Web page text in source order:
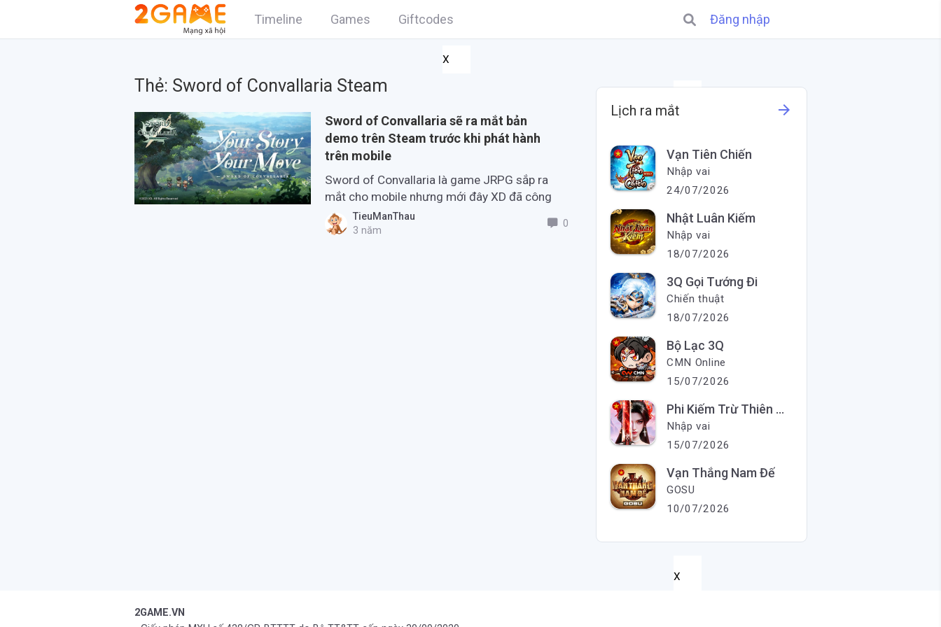
Timeline Games Giftcodes Đăng nhập
X
Thẻ: Sword of Convallaria Steam
Sword of Convallaria sẽ ra mắt bản
demo trên Steam trước khi phát hành
trên mobile
Sword of Convallaria là game JRPG sắp ra
mắt cho mobile nhưng mới đây XD đã công
bố bản demo đặc biệt trên Steam.
TieuManThau
3 năm
0
Lịch ra mắt arrow_forward
Vạn Tiên Chiến
Nhập vai
24/07/2026
Nhật Luân Kiếm
Nhập vai
18/07/2026
3Q Gọi Tướng Đi
Chiến thuật
18/07/2026
Bộ Lạc 3Q
CMN Online
15/07/2026
Phi Kiếm Trừ Thiên Ma
Nhập vai
15/07/2026
Vạn Thắng Nam Đế
GOSU
10/07/2026
X
2GAME.VN